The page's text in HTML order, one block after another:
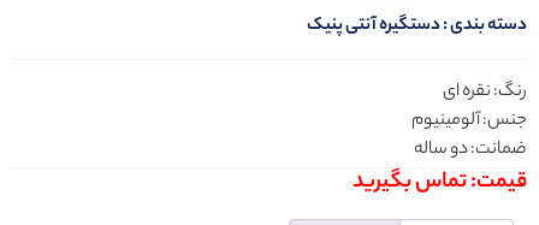
دسته بندی :دستگیره آنتی پنیک
رنگ: نقره ای
جنس: آلومینیوم
ضمانت: دو ساله
قیمت: تماس بگیرید